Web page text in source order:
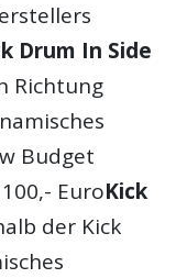
Drum In Side
Richtung
Budget
EuroKick
der Kick